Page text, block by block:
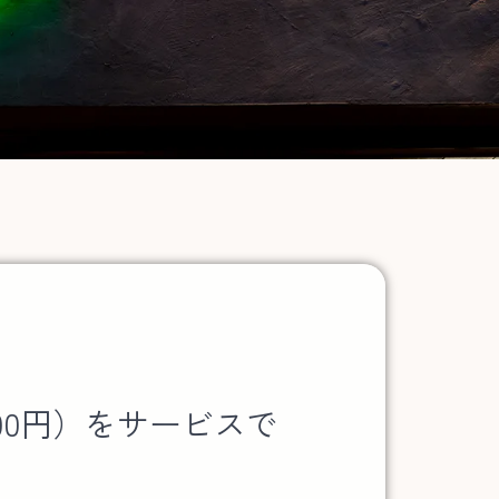
円）をサービスで